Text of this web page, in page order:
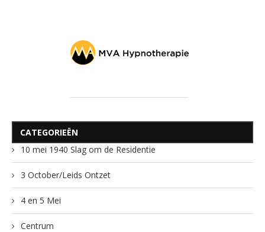
CATEGORIEËN
10 mei 1940 Slag om de Residentie
3 October/Leids Ontzet
4 en 5 Mei
Centrum